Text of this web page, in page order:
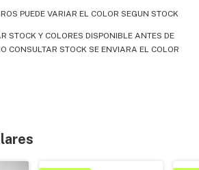
PUEDE VARIAR EL COLOR SEGUN STOCK
STOCK Y COLORES DISPONIBLE ANTES DE
CONSULTAR STOCK SE ENVIARA EL COLOR